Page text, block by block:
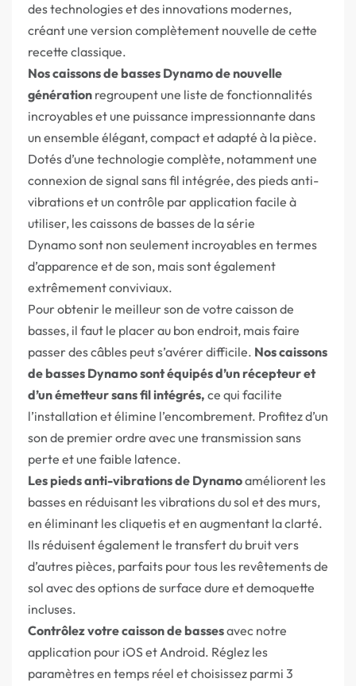
des technologies et des innovations modernes,
créant une version complètement nouvelle de cette
recette classique.
Nos caissons de basses Dynamo de nouvelle
génération regroupent une liste de fonctionnalités
incroyables et une puissance impressionnante dans
un ensemble élégant, compact et adapté à la pièce.
Dotés d’une technologie complète, notamment une
connexion de signal sans fil intégrée, des pieds anti-
vibrations et un contrôle par application facile à
utiliser, les caissons de basses de la série
Dynamo sont non seulement incroyables en termes
d’apparence et de son, mais sont également
extrêmement conviviaux.
Pour obtenir le meilleur son de votre caisson de
basses, il faut le placer au bon endroit, mais faire
passer des câbles peut s’avérer difficile. Nos caissons
de basses Dynamo sont équipés d’un récepteur et
d’un émetteur sans fil intégrés, ce qui facilite
l’installation et élimine l’encombrement. Profitez d’un
son de premier ordre avec une transmission sans
perte et une faible latence.
Les pieds anti-vibrations de Dynamoaméliorent les
basses en réduisant les vibrations du sol et des murs,
en éliminant les cliquetis et en augmentant la clarté.
Ils réduisent également le transfert du bruit vers
d’autres pièces, parfaits pour tous les revêtements de
sol avec des options de surface dure et demoquette
incluses.
Contrôlez votre caisson de bassesavec notre
application pour iOS et Android. Réglez les
paramètres en temps réel et choisissez parmi 3